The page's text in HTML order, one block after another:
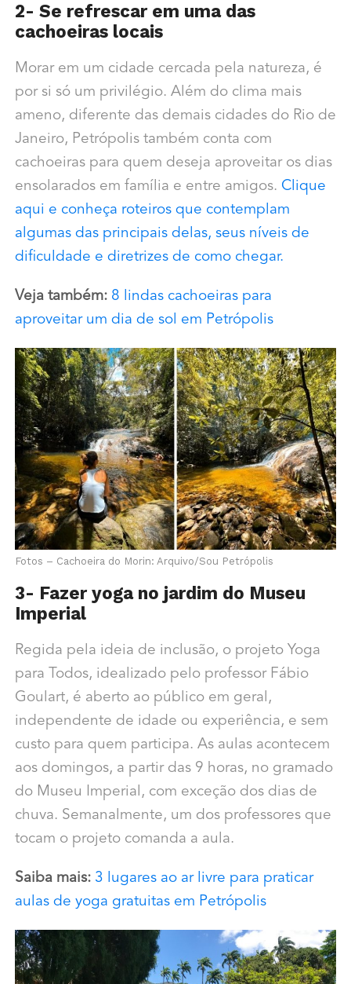
2- Se refrescar em uma das
cachoeiras locais
Morar em um cidade cercada pela natureza, é
por si só um privilégio. Além do clima mais
ameno, diferente das demais cidades do Rio de
Janeiro, Petrópolis também conta com
cachoeiras para quem deseja aproveitar os dias
ensolarados em família e entre amigos. Clique
aqui e conheça roteiros que contemplam
algumas das principais delas, seus níveis de
dificuldade e diretrizes de como chegar.
Veja também: 8 lindas cachoeiras para
aproveitar um dia de sol em Petrópolis
Fotos – Cachoeira do Morin: Arquivo/Sou Petrópolis
3- Fazer yoga no jardim do Museu
Imperial
Regida pela ideia de inclusão, o projeto Yoga
para Todos, idealizado pelo professor Fábio
Goulart, é aberto ao público em geral,
independente de idade ou experiência, e sem
custo para quem participa. As aulas acontecem
aos domingos, a partir das 9 horas, no gramado
do Museu Imperial, com exceção dos dias de
chuva. Semanalmente, um dos professores que
tocam o projeto comanda a aula.
Saiba mais: 3 lugares ao ar livre para praticar
aulas de yoga gratuitas em Petrópolis